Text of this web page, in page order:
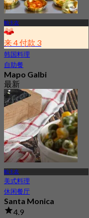
帕卡农
来 4 付款 3
韩国料理
自助餐
Mapo Galbi
最新
4.2
起฿ 246.75
帕卡农
美式料理
休闲餐厅
Santa Monica
4.9